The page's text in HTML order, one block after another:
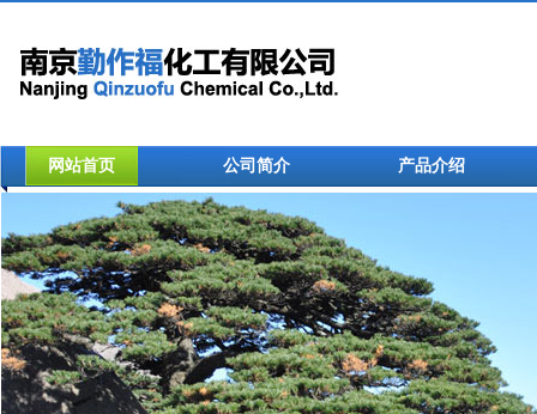
网站首页 公司简介 产品介绍